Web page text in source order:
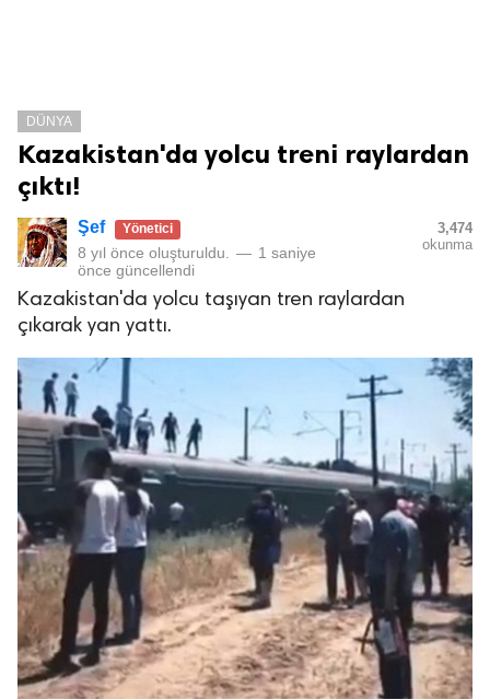
DÜNYA
Kazakistan'da yolcu treni raylardan
çıktı!
Şef Yönetici
8 yıl önce oluşturuldu. — 1 saniye
önce güncellendi
3,474
okunma
Kazakistan'da yolcu taşıyan tren raylardan
çıkarak yan yattı.